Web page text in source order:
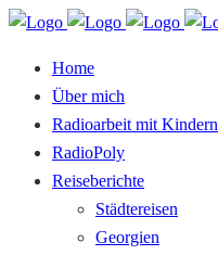
Home
Über mich
Radioarbeit mit Kindern
RadioPoly
Reiseberichte
Städtereisen
Georgien